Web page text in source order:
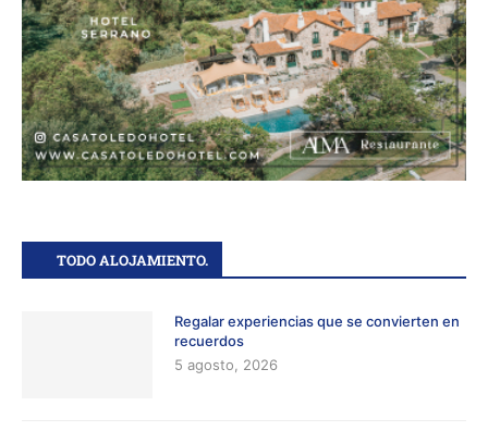
TODO ALOJAMIENTO.
Regalar experiencias que se convierten en
recuerdos
5 agosto, 2026